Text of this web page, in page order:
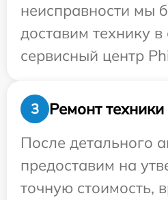
неисправности мы
доставим технику в
сервисный центр
3
Ремонт техники
После детального
предоставим на
точную стоимость,